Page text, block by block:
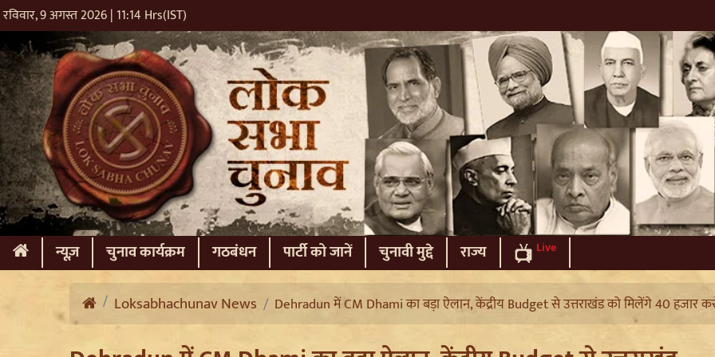
रविवार, 9 अगस्त 2026 | 11:14 Hrs(IST)
(current)
न्यूज़ चुनाव कार्यक्रम गठबंधन पार्टी को जानें चुनावी मुद्दे राज्य Live
Loksabhachunav News Dehradun में CM Dhami का बड़ा ऐलान, केंद्रीय Budget से उत्तराखंड को मिलेंगे 40 हजार